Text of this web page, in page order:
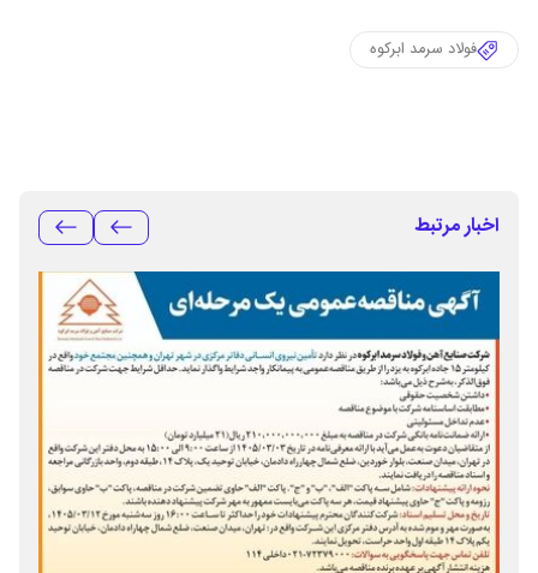
فولاد سرمد ابرکوه
اخبار مرتبط